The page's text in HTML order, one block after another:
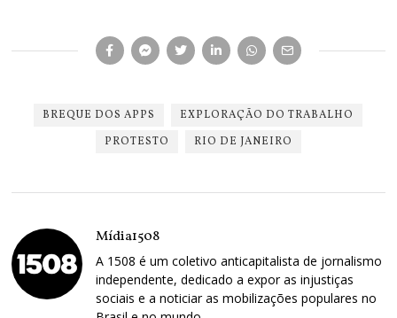
BREQUE DOS APPS
EXPLORAÇÃO DO TRABALHO
PROTESTO
RIO DE JANEIRO
Mídia1508
A 1508 é um coletivo anticapitalista de jornalismo
independente, dedicado a expor as injustiças
sociais e a noticiar as mobilizações populares no